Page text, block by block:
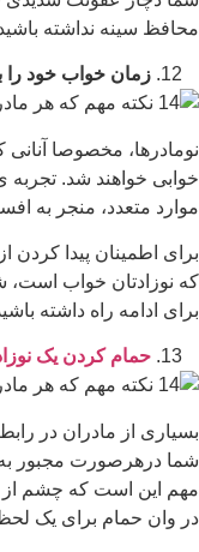
محافظ سینه نداشته
زمان خواب خود را
نومادرها، مخصوصا آنانی
خوابی خواهند شد.
موارد متعدد، منجر به
برای اطمینان پیدا کردن
که نوزادتان خواب است،
برای ادامه راه داشته
حمام کردن یک
بسیاری از مادران در
شما درهرصورت مجبور به
مهم این است که چشم از
در وان حمام برای یک